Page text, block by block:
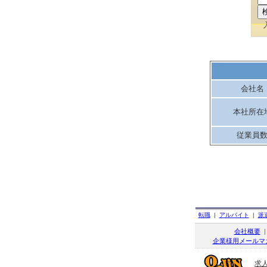
会社名
本社所在
従業員数
転職| アルバイト | 派
会社概要|
企業様用メールマ
求